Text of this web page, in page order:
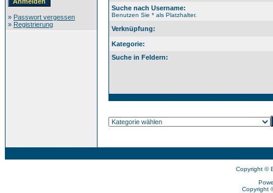
» Passwort vergessen
» Registrierung
Suche nach Username:
Benutzen Sie * als Platzhalter.
Verknüpfung:
Kategorie:
Suche in Feldern:
Copyright ©
Copyright